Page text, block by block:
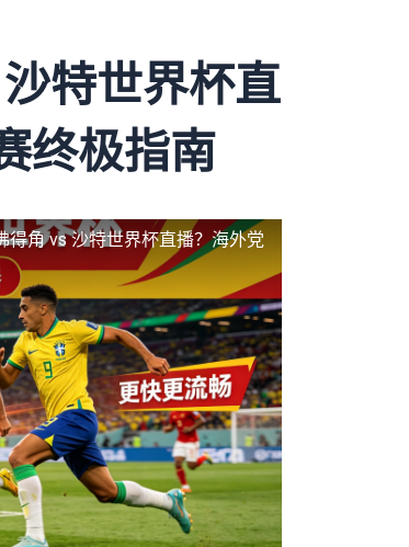
特世界杯直
终极指南
得角 vs 沙特世界杯直播？海外党